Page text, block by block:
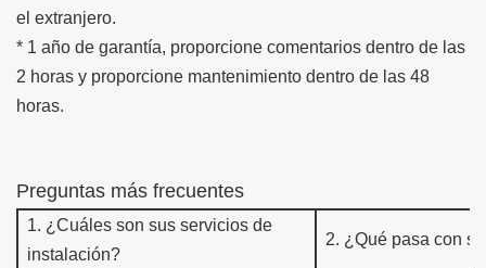
el extranjero.
* 1 año de garantía, proporcione comentarios dentro de las
2 horas y proporcione mantenimiento dentro de las 48
horas.
Preguntas más frecuentes
1. ¿Cuáles son sus servicios de
instalación?
2. ¿Qué pasa con